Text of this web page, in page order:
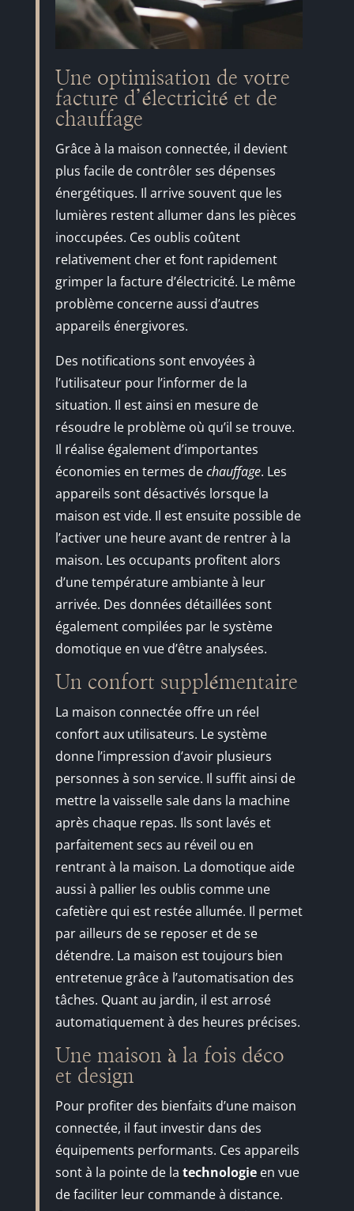
Une optimisation de votre
facture d’électricité et de
chauffage
Grâce à la maison connectée, il devient
plus facile de contrôler ses dépenses
énergétiques. Il arrive souvent que les
lumières restent allumer dans les pièces
inoccupées. Ces oublis coûtent
relativement cher et font rapidement
grimper la facture d’électricité. Le même
problème concerne aussi d’autres
appareils énergivores.
Des notifications sont envoyées à
l’utilisateur pour l’informer de la
situation. Il est ainsi en mesure de
résoudre le problème où qu’il se trouve.
Il réalise également d’importantes
économies en termes dechauffage. Les
appareils sont désactivés lorsque la
maison est vide. Il est ensuite possible de
l’activer une heure avant de rentrer à la
maison. Les occupants profitent alors
d’une température ambiante à leur
arrivée. Des données détaillées sont
également compilées par le système
domotique en vue d’être analysées.
Un confort supplémentaire
La maison connectée offre un réel
confort aux utilisateurs. Le système
donne l’impression d’avoir plusieurs
personnes à son service. Il suffit ainsi de
mettre la vaisselle sale dans la machine
après chaque repas. Ils sont lavés et
parfaitement secs au réveil ou en
rentrant à la maison. La domotique aide
aussi à pallier les oublis comme une
cafetière qui est restée allumée. Il permet
par ailleurs de se reposer et de se
détendre. La maison est toujours bien
entretenue grâce à l’automatisation des
tâches. Quant au jardin, il est arrosé
automatiquement à des heures précises.
Une maison à la fois déco
et design
Pour profiter des bienfaits d’une maison
connectée, il faut investir dans des
équipements performants. Ces appareils
sont à la pointe de la technologieen vue
de faciliter leur commande à distance.